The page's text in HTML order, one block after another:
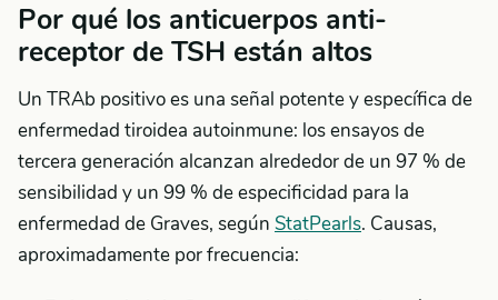
Por qué los anticuerpos anti-
receptor de TSH están altos
Un TRAb positivo es una señal potente y específica de
enfermedad tiroidea autoinmune: los ensayos de
tercera generación alcanzan alrededor de un 97 % de
sensibilidad y un 99 % de especificidad para la
enfermedad de Graves, según StatPearls. Causas,
aproximadamente por frecuencia: